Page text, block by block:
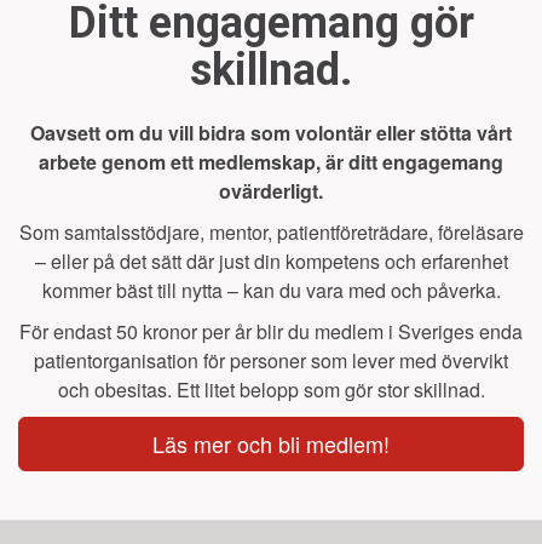
Ditt engagemang gör
skillnad.
Oavsett om du vill bidra som volontär eller stötta vårt
arbete genom ett medlemskap, är ditt engagemang
ovärderligt.
Som samtalsstödjare, mentor, patientföreträdare, föreläsare
– eller på det sätt där just din kompetens och erfarenhet
kommer bäst till nytta – kan du vara med och påverka.
För endast 50 kronor per år blir du medlem i Sveriges enda
patientorganisation för personer som lever med övervikt
och obesitas. Ett litet belopp som gör stor skillnad.
Läs mer och bli medlem!